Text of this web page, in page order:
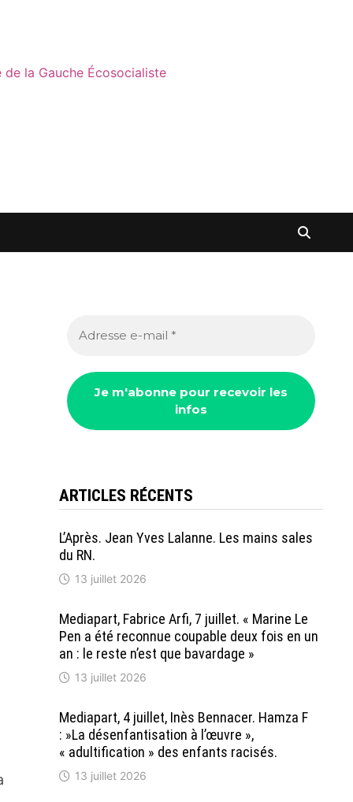
de la Gauche Écosocialiste
ARTICLES RÉCENTS
L’Après. Jean Yves Lalanne. Les mains sales
du RN.
13 juillet 2026
Mediapart, Fabrice Arfi, 7 juillet. « Marine Le
Pen a été reconnue coupable deux fois en un
an : le reste n’est que bavardage »
13 juillet 2026
Mediapart, 4 juillet, Inès Bennacer. Hamza F
: »La désenfantisation à l’œuvre »,
« adultification » des enfants racisés.
13 juillet 2026